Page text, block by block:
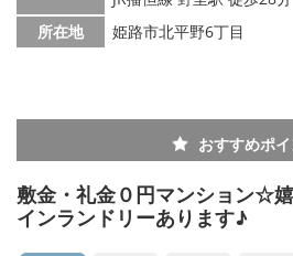
所在地
姫路市北平野6丁目
おすすめポイ
敷金・礼金０円マンション☆
インランドリーあります♪